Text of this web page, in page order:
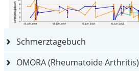
Schmerztagebuch
OMORA (Rheumatoide Arthritis)